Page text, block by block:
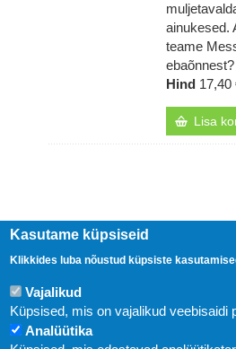
ainukesed.
teame
ebaõnnest?
Hind 17,40
Lisa
Kasutame küpsiseid
Klikkides luba nõustud küpsiste
Vajalikud
Küpsised, mis on vajalikud veebisaidi
Analüütika